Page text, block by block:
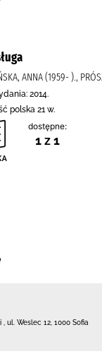
ANNA (1959- ).,
2014.
polska 21 w.
dostępne:
1 z 1
ul. Weslec 12 1000 Sofia